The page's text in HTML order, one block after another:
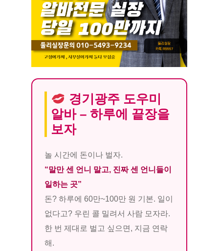
경기광주 도우미
알바 – 하루에 끝장을
보자
놀 시간에 돈이나 벌자.
“말만 센 언니 말고, 진짜 센 언니들이
일하는 곳”
돈? 하루에 60만~100만 원 기본. 일이
없다고? 우린 콜 밀려서 사람 모자라.
한 번 제대로 벌고 싶으면, 지금 연락
해.